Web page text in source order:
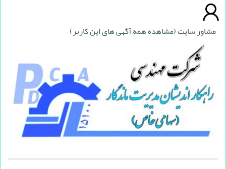
مشاور سایت(مشاهده همه آگهی های این کاربر)